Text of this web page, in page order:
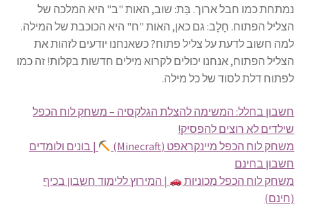
נמתחת כמו חבל ארוך. בַּת: שוב, האות "ב" היא המלכה של
הצליל הפתוח. חָלָב: גם כאן, האות "ח" היא הכוכבת של המילה.
למה חשוב לדעת על צליל פתוח? כשאנחנו יודעים לזהות את
הצליל הפתוח, אנחנו יכולים לקרוא מילים חדשות בקלות! זה כמו
לפתוח דלת לסוד של כל מילה.
חשבון בחלל: המשימה להצלת הגלקסיה – משחק לוח הכפל
שילדים לא רוצים להפסיק!
משחק לוח הכפל מיינקראפט (Minecraft)
| בונים ולומדים
חשבון בחינם
משחק לוח הכפל מכוניות
| המירוץ ללימוד חשבון בכיף
(חינם)